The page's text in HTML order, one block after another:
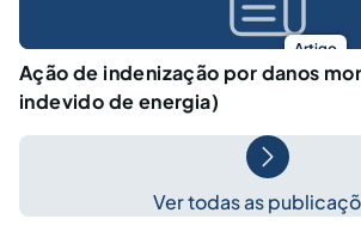
Artigo
Ação de indenização por danos
indevido de energia)
Ver todas as